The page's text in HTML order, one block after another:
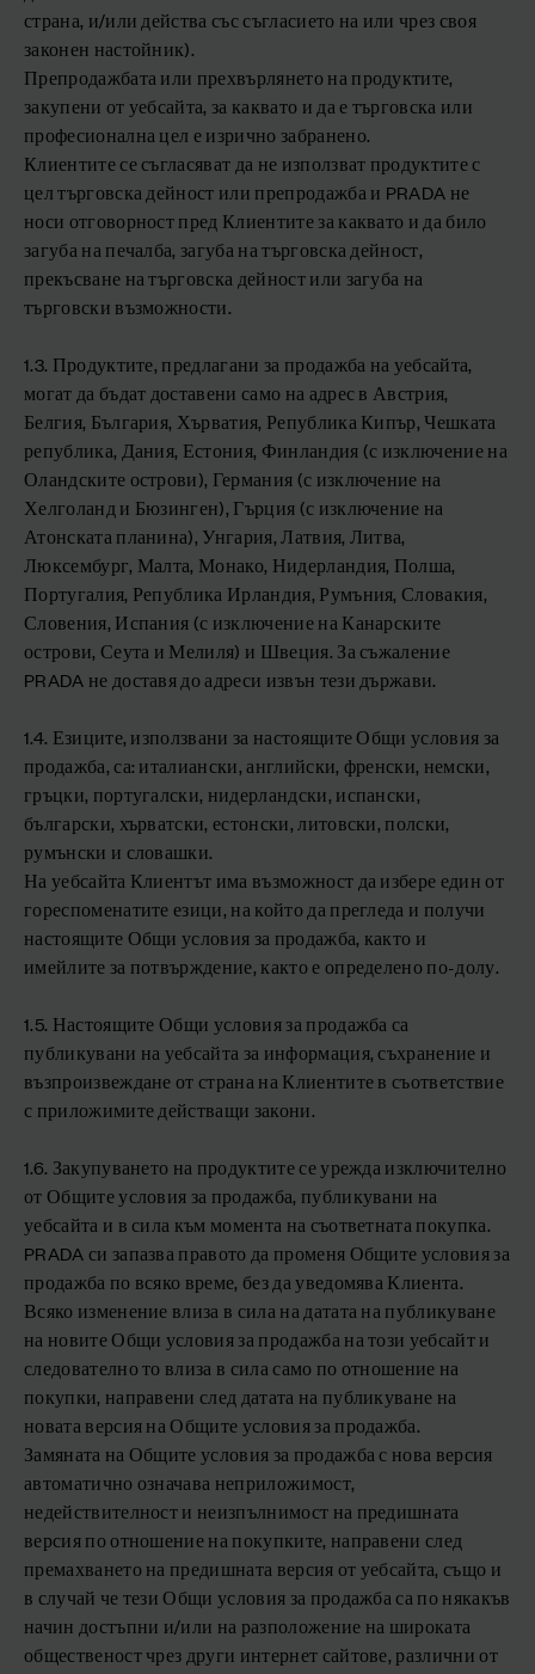
страна, и/или действа със съгласието на или чрез своя
законен настойник).
Препродажбата или прехвърлянето на продуктите,
закупени от уебсайта, за каквато и да е търговска или
професионална цел е изрично забранено.
Клиентите се съгласяват да не използват продуктите с
цел търговска дейност или препродажба и PRADA не
носи отговорност пред Клиентите за каквато и да било
загуба на печалба, загуба на търговска дейност,
прекъсване на търговска дейност или загуба на
търговски възможности.
1.3. Продуктите, предлагани за продажба на уебсайта,
могат да бъдат доставени само на адрес в Австрия,
Белгия, България, Хърватия, Република Кипър, Чешката
република, Дания, Естония, Финландия (с изключение на
Оландските острови), Германия (с изключение на
Хелголанд и Бюзинген), Гърция (с изключение на
Атонската планина), Унгария, Латвия, Литва,
Люксембург, Малта, Монако, Нидерландия, Полша,
Португалия, Република Ирландия, Румъния, Словакия,
Словения, Испания (с изключение на Канарските
острови, Сеута и Мелиля) и Швеция. За съжаление
PRADA не доставя до адреси извън тези държави.
1.4. Езиците, използвани за настоящите Общи условия за
продажба, са: италиански, английски, френски, немски,
гръцки, португалски, нидерландски, испански,
български, хърватски, естонски, литовски, полски,
румънски и словашки.
На уебсайта Клиентът има възможност да избере един от
гореспоменатите езици, на който да прегледа и получи
настоящите Общи условия за продажба, както и
имейлите за потвърждение, както е определено по-долу.
1.5. Настоящите Общи условия за продажба са
публикувани на уебсайта за информация, съхранение и
възпроизвеждане от страна на Клиентите в съответствие
с приложимите действащи закони.
1.6. Закупуването на продуктите се урежда изключително
от Общите условия за продажба, публикувани на
уебсайта и в сила към момента на съответната покупка.
PRADA си запазва правото да променя Общите условия за
продажба по всяко време, без да уведомява Клиента.
Всяко изменение влиза в сила на датата на публикуване
на новите Общи условия за продажба на този уебсайт и
следователно то влиза в сила само по отношение на
покупки, направени след датата на публикуване на
новата версия на Общите условия за продажба.
Замяната на Общите условия за продажба с нова версия
автоматично означава неприложимост,
недействителност и неизпълнимост на предишната
версия по отношение на покупките, направени след
премахването на предишната версия от уебсайта, също и
в случай че тези Общи условия за продажба са по някакъв
начин достъпни и/или на разположение на широката
общественост чрез други интернет сайтове, различни от